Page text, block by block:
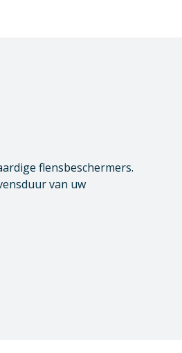
flensbeschermers.
van uw